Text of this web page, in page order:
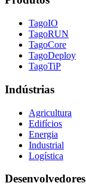
TagoIO
TagoRUN
TagoCore
TagoDeploy
TagoTiP
Indústrias
Agricultura
Edifícios
Energia
Industrial
Logística
Desenvolvedores